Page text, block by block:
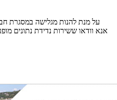
על מנת להנות מגלישה במסגרת
אנא וודאו ששירות נדידת נתונים